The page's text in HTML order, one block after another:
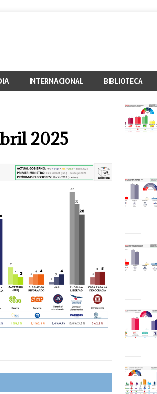
INTERNACIONAL BIBLIOTECA
2025